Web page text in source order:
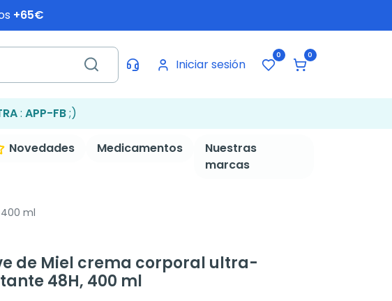
+65€
Iniciar sesión
0 0
: APP-FB;)
Novedades Medicamentos
Nuestras
marcas
ml
de Miel crema corporal ultra-
48H, 400 ml